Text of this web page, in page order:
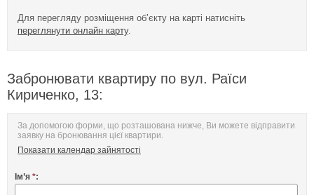
Для перегляду розміщення об’єкту на карті натисніть
переглянути онлайн карту.
Забронювати квартиру по вул. Раїси
Кириченко, 13:
За допомогою форми, що розташована нижче, Ви можете відправити
заявку на бронювання цієї квартири.
Показати календар зайнятості
Ім’я *: